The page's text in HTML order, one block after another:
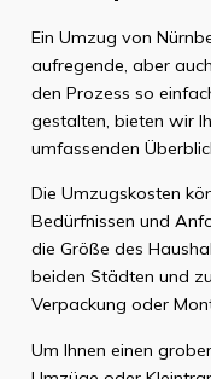
Ein Umzug von
aufregende, aber
den Prozess so
gestalten, bieten wir
umfassenden
Die Umzugskosten
Bedürfnissen und
die Größe des
beiden Städten und
Verpackung oder
Um Ihnen einen